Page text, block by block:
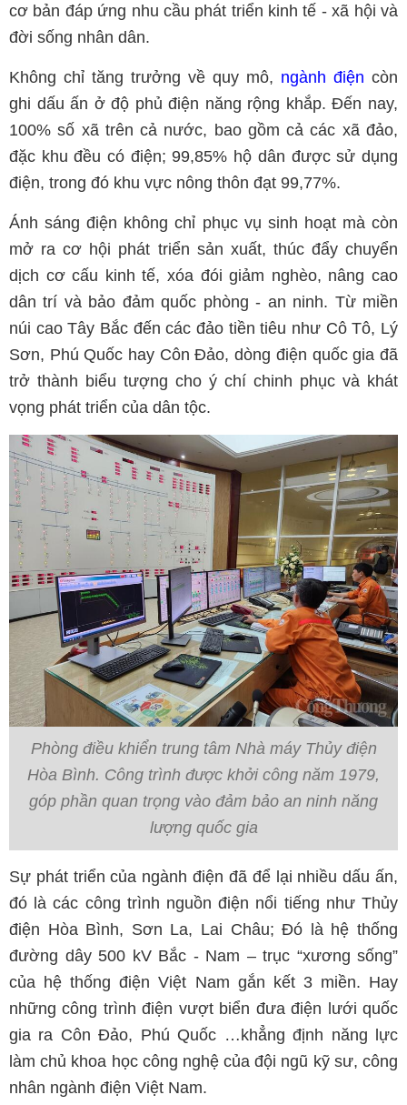
cơ bản đáp ứng nhu cầu phát triển kinh tế - xã hội và
đời sống nhân dân.
Không chỉ tăng trưởng về quy mô, ngành điện còn
ghi dấu ấn ở độ phủ điện năng rộng khắp. Đến nay,
100% số xã trên cả nước, bao gồm cả các xã đảo,
đặc khu đều có điện; 99,85% hộ dân được sử dụng
điện, trong đó khu vực nông thôn đạt 99,77%.
Ánh sáng điện không chỉ phục vụ sinh hoạt mà còn
mở ra cơ hội phát triển sản xuất, thúc đẩy chuyển
dịch cơ cấu kinh tế, xóa đói giảm nghèo, nâng cao
dân trí và bảo đảm quốc phòng - an ninh. Từ miền
núi cao Tây Bắc đến các đảo tiền tiêu như Cô Tô, Lý
Sơn, Phú Quốc hay Côn Đảo, dòng điện quốc gia đã
trở thành biểu tượng cho ý chí chinh phục và khát
vọng phát triển của dân tộc.
Phòng điều khiển trung tâm Nhà máy Thủy điện
Hòa Bình. Công trình được khởi công năm 1979,
góp phần quan trọng vào đảm bảo an ninh năng
lượng quốc gia
Sự phát triển của ngành điện đã để lại nhiều dấu ấn,
đó là các công trình nguồn điện nổi tiếng như Thủy
điện Hòa Bình, Sơn La, Lai Châu; Đó là hệ thống
đường dây 500 kV Bắc - Nam – trục “xương sống”
của hệ thống điện Việt Nam gắn kết 3 miền. Hay
những công trình điện vượt biển đưa điện lưới quốc
gia ra Côn Đảo, Phú Quốc …khẳng định năng lực
làm chủ khoa học công nghệ của đội ngũ kỹ sư, công
nhân ngành điện Việt Nam.